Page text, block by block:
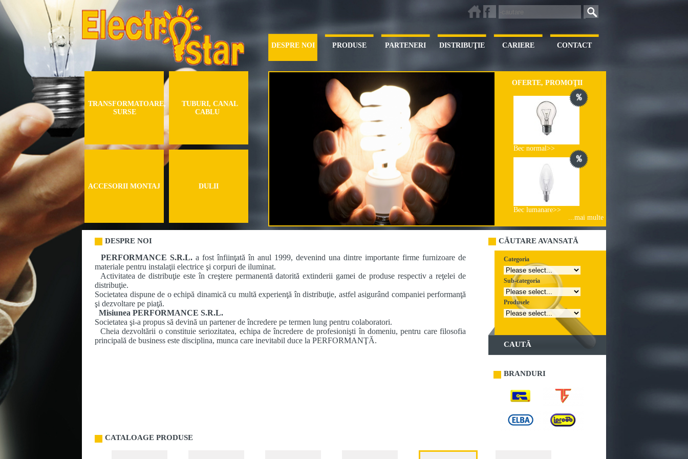
DESPRE NOI PRODUSE PARTENERI DISTRIBUŢIE CARIERE CONTACT
TUBURI, CANAL
CABLU
TRANSFORMATOARE,
SURSE
DULII
ACCESORII MONTAJ
OFERTE, PROMOŢII
Bec normal>>
Bec lumanare>>
...mai multe
DESPRE NOI
PERFORMANCE S.R.L. a fost înfiinţată în anul 1999, devenind una dintre importante firme furnizoare de
materiale pentru instalaţii electrice şi corpuri de iluminat.
Activitatea de distribuţie este în creştere permanentă datorită extinderii gamei de produse respectiv a reţelei de
distribuţie.
Societatea dispune de o echipă dinamică cu multă experienţă în distribuţie, astfel asigurând companiei performanţă
şi dezvoltare pe piaţă.
Misiunea PERFORMANCE S.R.L.
Societatea şi-a propus să devină un partener de încredere pe termen lung pentru colaboratori.
Cheia dezvoltării o constituie seriozitatea, echipa de încredere de profesionişti în domeniu, pentru care filosofia
principală de business este disciplina, munca care inevitabil duce la PERFORMANŢĂ.
CĂUTARE AVANSATĂ
Categoria
Sub-categoria
Produsele
CAUTĂ
BRANDURI
CATALOAGE PRODUSE